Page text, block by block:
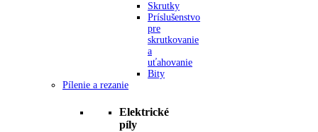
Skrutky
Príslušenstvo
pre
skrutkovanie
a
uťahovanie
Bity
Pílenie a rezanie
Elektrické
píly